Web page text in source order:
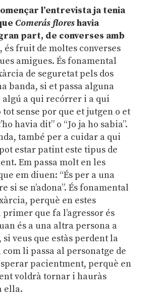
l’entrevista ja tenia
Comerás floreshavia
part, de converses amb
és fruit de moltes converses
amigues. És fonamental
de seguretat pels dos
banda, si et passa alguna
algú a qui recórrer i a qui
sense por que et jutgen o et
havia dit” o “Jo ja ho sabia”.
també per a cuidar a qui
estar patint este tipus de
Em passa molt en les
em diuen: “És per a una
si se n’adona”. És fonamental
perquè en estes
que fa l’agressor és
és a una altra persona a
si veus que estàs perdent la
li passa al personatge de
pacientment, perquè en
voldrà tornar i hauràs
ella.